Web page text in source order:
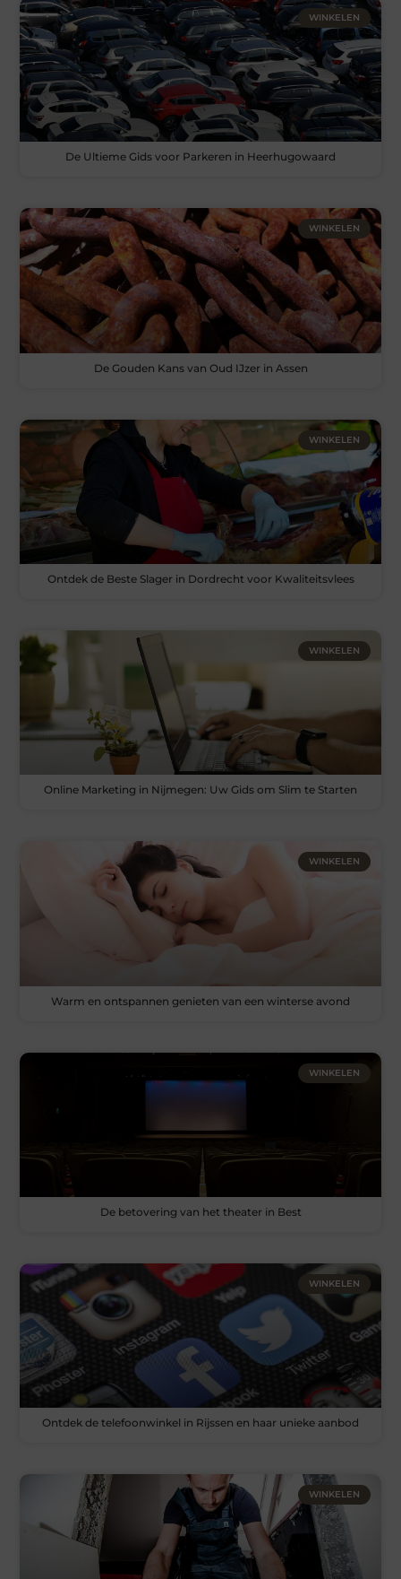
WINKELEN
De Ultieme Gids voor Parkeren in Heerhugowaard
WINKELEN
De Gouden Kans van Oud IJzer in Assen
WINKELEN
Ontdek de Beste Slager in Dordrecht voor Kwaliteitsvlees
WINKELEN
Online Marketing in Nijmegen: Uw Gids om Slim te Starten
WINKELEN
Warm en ontspannen genieten van een winterse avond
WINKELEN
De betovering van het theater in Best
WINKELEN
Ontdek de telefoonwinkel in Rijssen en haar unieke aanbod
WINKELEN